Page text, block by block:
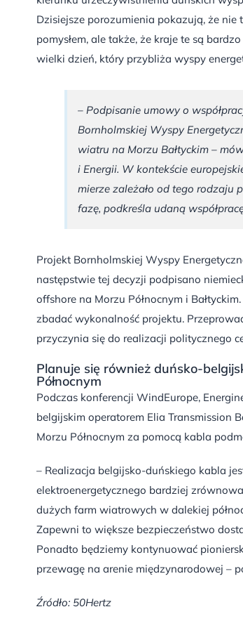
Dzisiejsze porozumienia pokazują, że nie
pomysłem, ale także, że kraje te są
wielki dzień, który przybliża wyspy
– Podpisanie umowy o
Bornholmskiej Wyspy
wiatru na Morzu Bałtyckim –
i Energii. W kontekście
mierze zależało od tego rodzaju
fazę, podkreśla udaną
Projekt Bornholmskiej Wyspy
następstwie tej decyzji podpisano
offshore na Morzu Północnym i
zbadać wykonalność projektu.
przyczynia się do realizacji politycznego
Planuje się również duńsko-
Północnym
Podczas konferencji WindEurope,
belgijskim operatorem Elia Transmission
Morzu Północnym za pomocą kabla
– Realizacja belgijsko-duńskiego kabla
elektroenergetycznego bardziej
dużych farm wiatrowych w dalekiej
Zapewni to większe bezpieczeństwo
Ponadto będziemy kontynuować
przewagę na arenie międzynarodowej –
Źródło: 50Hertz